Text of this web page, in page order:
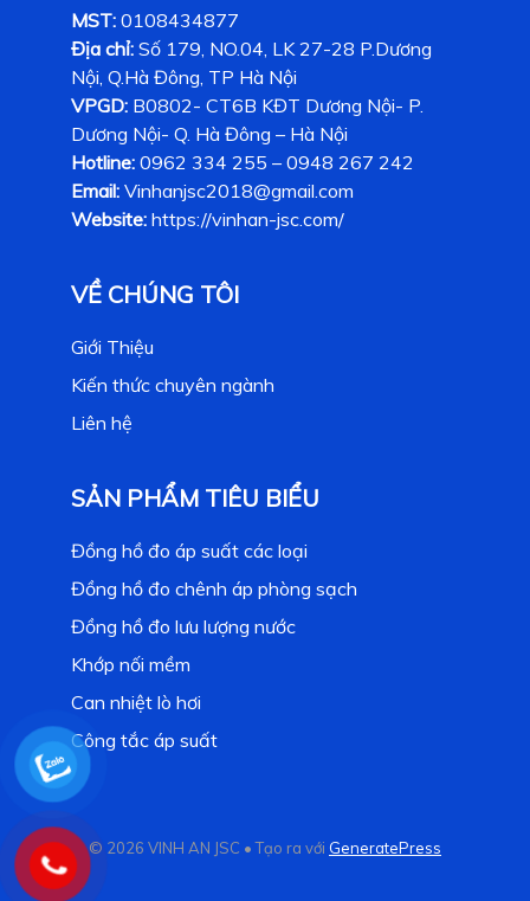
MST: 0108434877
Địa chỉ: Số 179, NO.04, LK 27-28 P.Dương
Nội, Q.Hà Đông, TP Hà Nội
VPGD: B0802- CT6B KĐT Dương Nội- P.
Dương Nội- Q. Hà Đông – Hà Nội
Hotline: 0962 334 255 – 0948 267 242
Email: Vinhanjsc2018@gmail.com
Website: https://vinhan-jsc.com/
VỀ CHÚNG TÔI
Giới Thiệu
Kiến thức chuyên ngành
Liên hệ
SẢN PHẨM TIÊU BIỂU
Đồng hồ đo áp suất các loại
Đồng hồ đo chênh áp phòng sạch
Đồng hồ đo lưu lượng nước
Khớp nối mềm
Can nhiệt lò hơi
Công tắc áp suất
© 2026 VINH AN JSC • Tạo ra với GeneratePress